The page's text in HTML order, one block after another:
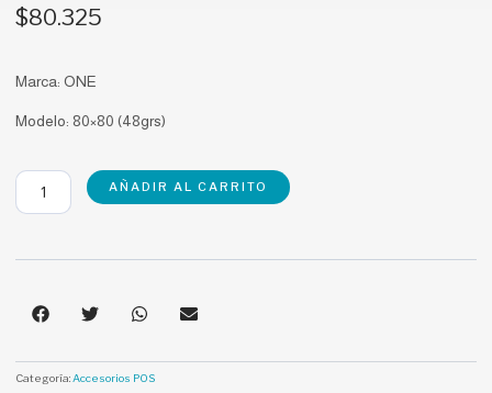
$80.325
Marca: ONE
Modelo: 80×80 (48grs)
Caja
50
Papel
cantidad
AÑADIR AL CARRITO
Categoría:Accesorios POS